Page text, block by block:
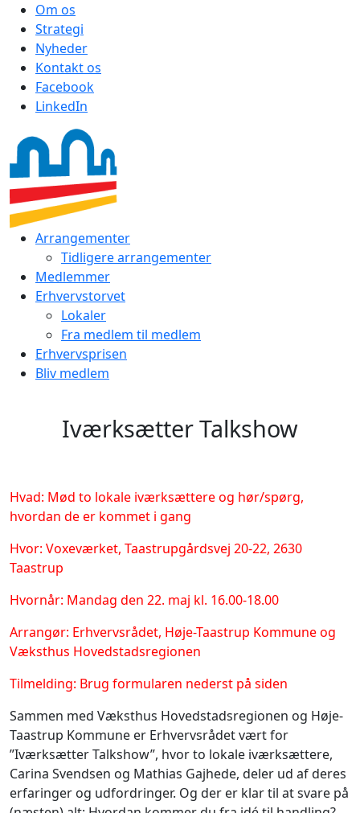
Om os
Strategi
Nyheder
Kontakt os
Facebook
LinkedIn
Arrangementer
Tidligere arrangementer
Medlemmer
Erhvervstorvet
Lokaler
Fra medlem til medlem
Erhvervsprisen
Bliv medlem
Iværksætter Talkshow
Hvad: Mød to lokale iværksættere og hør/spørg,
hvordan de er kommet i gang
Hvor: Voxeværket, Taastrupgårdsvej 20-22, 2630
Taastrup
Hvornår: Mandag den 22. maj kl. 16.00-18.00
Arrangør: Erhvervsrådet, Høje-Taastrup Kommune og
Væksthus Hovedstadsregionen
Tilmelding: Brug formularen nederst på siden
Sammen med Væksthus Hovedstadsregionen og Høje-
Taastrup Kommune er Erhvervsrådet vært for
”Iværksætter Talkshow”, hvor to lokale iværksættere,
Carina Svendsen og Mathias Gajhede, deler ud af deres
erfaringer og udfordringer. Og der er klar til at svare på